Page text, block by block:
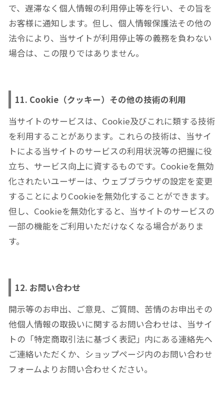
で、遅滞なく個人情報の利用停止等を行い、その旨を
お客様に通知します。但し、個人情報保護法その他の
法令により、当サイトが利用停止等の義務を負わない
場合は、この限りではありません。
11. Cookie（クッキー）その他の技術の利用
当サイトのサービスは、Cookie及びこれに類する技術
を利用することがあります。これらの技術は、当サイ
トによる当サイトのサービスの利用状況等の把握に役
立ち、サービス向上に資するものです。Cookieを無効
化されたいユーザーは、ウェブブラウザの設定を変更
することによりCookieを無効化することができます。
但し、Cookieを無効化すると、当サイトのサービスの
一部の機能をご利用いただけなくなる場合がありま
す。
12. お問い合わせ
開示等のお申出、ご意見、ご質問、苦情のお申出その
他個人情報の取扱いに関するお問い合わせは、当サイ
トの「特定商取引法に基づく表記」内にある連絡先へ
ご連絡いただくか、ショップページ内のお問い合わせ
フォームよりお問い合わせください。